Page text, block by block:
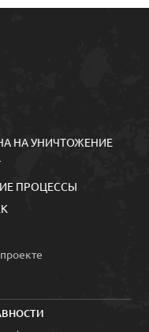
НА УНИЧТОЖЕНИЕ
ПРОЦЕССЫ